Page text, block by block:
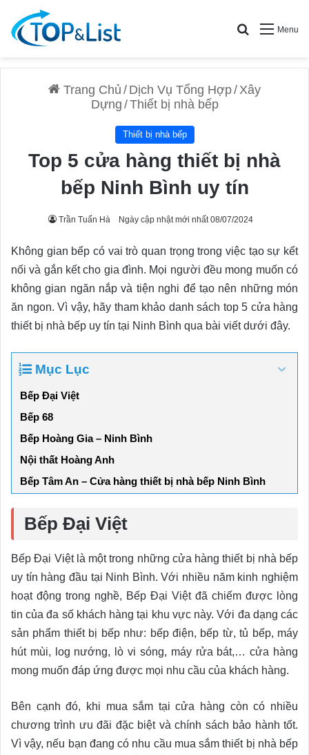
Menu
Search for
Trang Chủ / Dịch Vụ Tổng Hợp/Xây
Dựng /Thiết bị nhà bếp
Thiết bị nhà bếp
Top 5 cửa hàng thiết bị nhà
bếp Ninh Bình uy tín
Trần Tuấn Hà Ngày cập nhật mới nhất 08/07/2024
Không gian bếp có vai trò quan trọng trong việc tạo sự kết
nối và gắn kết cho gia đình. Mọi người đều mong muốn có
không gian ngăn nắp và tiện nghi để tạo nên những món
ăn ngon. Vì vậy, hãy tham khảo danh sách top 5 cửa hàng
thiết bị nhà bếp uy tín tại Ninh Bình qua bài viết dưới đây.
Mục Lục
Bếp Đại Việt
Bếp 68
Bếp Hoàng Gia – Ninh Bình
Nội thất Hoàng Anh
Bếp Tâm An – Cửa hàng thiết bị nhà bếp Ninh Bình
Bếp Đại Việt
Bếp Đại Việt là một trong những cửa hàng thiết bị nhà bếp
uy tín hàng đầu tại Ninh Bình. Với nhiều năm kinh nghiệm
hoạt động trong nghề, Bếp Đại Việt đã chiếm được lòng
tin của đa số khách hàng tại khu vực này. Với đa dạng các
sản phẩm thiết bị bếp như: bếp điện, bếp từ, tủ bếp, máy
hút mùi, log nướng, lò vi sóng, máy rửa bát,… cửa hàng
mong muốn đáp ứng được mọi nhu cầu của khách hàng.
Bên cạnh đó, khi mua sắm tại cửa hàng còn có nhiều
chương trình ưu đãi đặc biệt và chính sách bảo hành tốt.
Vì vậy, nếu bạn đang có nhu cầu mua sắm thiết bị nhà bếp